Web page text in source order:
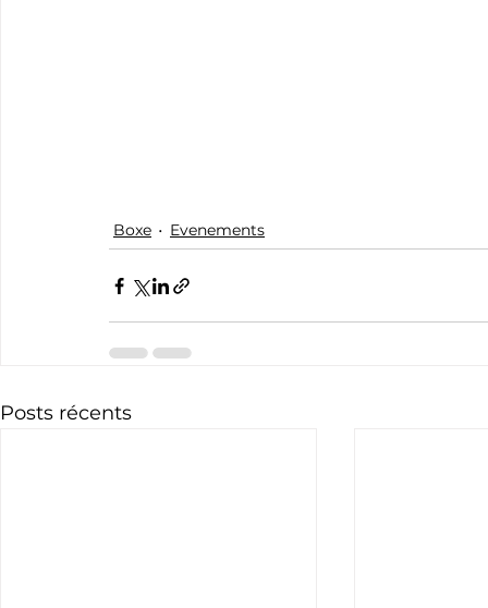
Boxe Evenements
Posts récents